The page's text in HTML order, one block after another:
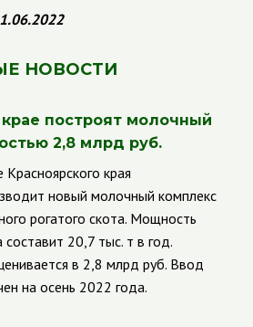
НОВОСТИ
построят молочный
2,8 млрд руб.
края
новый молочный комплекс
рогатого скота. Мощность
20,7 тыс. т в год.
в 2,8 млрд руб. Ввод
на осень 2022 года.